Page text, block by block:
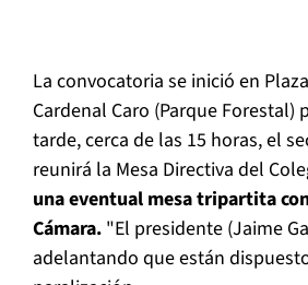
La convocatoria se inició en
Cardenal Caro (Parque
tarde, cerca de las 15 horas, el
reunirá la Mesa Directiva del
una eventual mesa tripartita
Cámara. "El presidente (Jaime
adelantando que están